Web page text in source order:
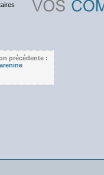
précédente :